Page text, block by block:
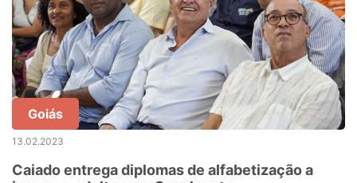
Goiás
13.02.2023
Caiado entrega diplomas de alfabetização a